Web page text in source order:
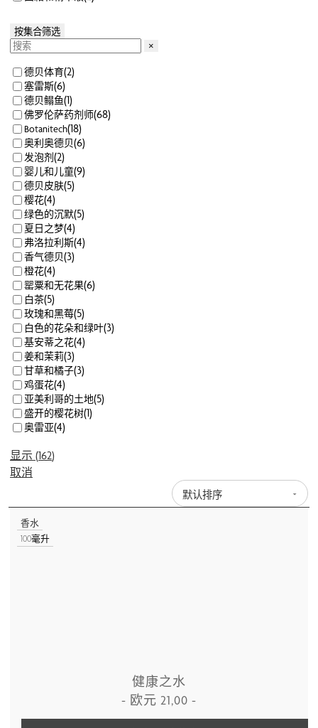
按集合筛选
×
德贝体育(2)
塞雷斯(6)
德贝鳎鱼(1)
佛罗伦萨药剂师(68)
Botanitech(18)
奥利奥德贝(6)
发泡剂(2)
婴儿和儿童(9)
德贝皮肤(5)
樱花(4)
绿色的沉默(5)
夏日之梦(4)
弗洛拉利斯(4)
香气德贝(3)
橙花(4)
罂粟和无花果(6)
白茶(5)
玫瑰和黑莓(5)
白色的花朵和绿叶(3)
基安蒂之花(4)
姜和茉莉(3)
甘草和橘子(3)
鸡蛋花(4)
亚美利哥的土地(5)
盛开的樱花树(1)
奥雷亚(4)
显示 (162)
取消
香水
100毫升
健康之水
- 欧元 21,00 -